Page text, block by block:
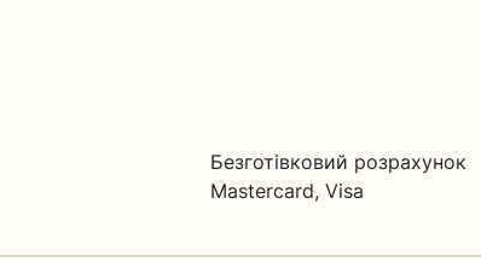
Безготівковий розрахунок
Mastercard, Visa